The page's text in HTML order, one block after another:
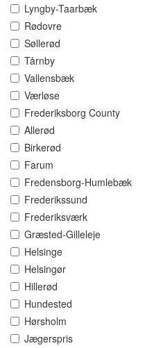
Lyngby-Taarbæk
Rødovre
Søllerød
Tårnby
Vallensbæk
Værløse
Frederiksborg County
Allerød
Birkerød
Farum
Fredensborg-Humlebæk
Frederikssund
Frederiksværk
Græsted-Gilleleje
Helsinge
Helsingør
Hillerød
Hundested
Hørsholm
Jægerspris